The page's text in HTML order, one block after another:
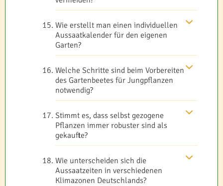
Wie erstellt man einen individuellen
Aussaatkalender für den eigenen
Garten?
Welche Schritte sind beim Vorbereiten
des Gartenbeetes für Jungpflanzen
notwendig?
Stimmt es, dass selbst gezogene
Pflanzen immer robuster sind als
gekaufte?
Wie unterscheiden sich die
Aussaatzeiten in verschiedenen
Klimazonen Deutschlands?